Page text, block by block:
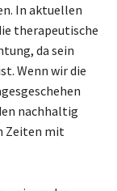
In aktuellen
therapeutische
da sein
Wenn wir die
nachhaltig
Zeiten mit